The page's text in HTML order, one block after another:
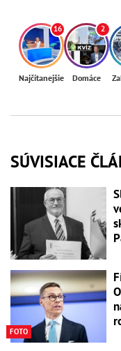
16
Najčítanejšie
2
Domáce
SÚVISIACE
FOTO